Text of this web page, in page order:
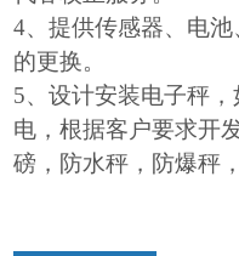
4、提供传感器、电
的更换。
5、设计安装电子秤
电，根据客户要求开
磅，防水秤，防爆秤